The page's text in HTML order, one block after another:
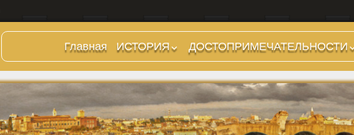
Главная
ИСТОРИЯ
Предыстория
Царский период
(753-509 гг до н.э.)
Ранняя Республика
(509-265 гг до н.э.)
ДОСТОПРИМЕЧАТЕЛЬНОСТИ
Холмы и остров.
Районы
Форумы, Площади,
Дороги
Стадионы, Термы